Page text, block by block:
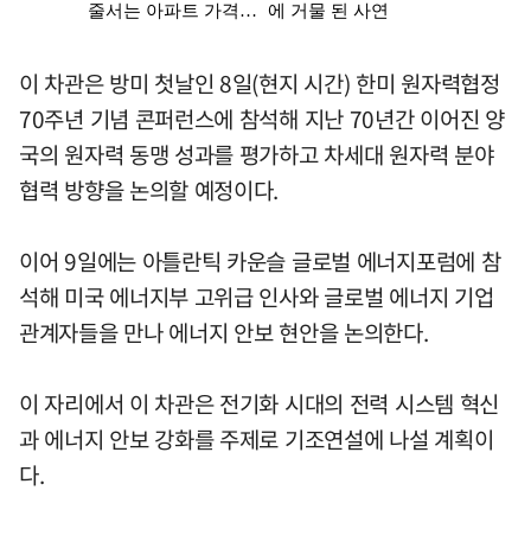
이 차관은 방미 첫날인 8일(현지 시간) 한미 원자력협정
70주년 기념 콘퍼런스에 참석해 지난 70년간 이어진 양
국의 원자력 동맹 성과를 평가하고 차세대 원자력 분야
협력 방향을 논의할 예정이다.
이어 9일에는 아틀란틱 카운슬 글로벌 에너지포럼에 참
석해 미국 에너지부 고위급 인사와 글로벌 에너지 기업
관계자들을 만나 에너지 안보 현안을 논의한다.
이 자리에서 이 차관은 전기화 시대의 전력 시스템 혁신
과 에너지 안보 강화를 주제로 기조연설에 나설 계획이
다.